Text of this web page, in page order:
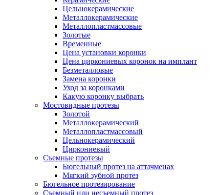
Цельнокерамические
Металлокерамические
Металлопластмассовые
Золотые
Временные
Цена установки коронки
Цена циркониевых коронок на имплант
Безметалловые
Замена коронки
Уход за коронками
Какую коронку выбрать
Мостовидные протезы
Золотой
Металлокерамический
Металлопластмассовый
Цельнокерамический
Циркониевый
Съемные протезы
Бюгельный протез на аттачменах
Мягкий зубной протез
Бюгельное протезирование
Съемный или несъемный протез